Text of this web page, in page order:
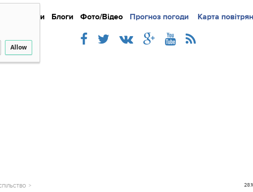
Allow
Новини Блоги Фото/Відео Прогноз погоди Карта
Докладно Новини